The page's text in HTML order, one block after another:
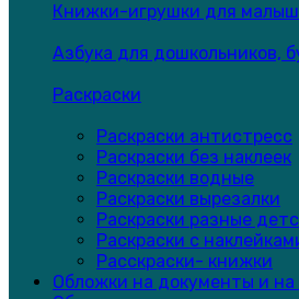
Книжки-игрушки для
Азбука для дошкольников,
Раскраски
Раскраски антистресс
Раскраски без наклеек
Раскраски водные
Раскраски вырезалки
Раскраски разные
Раскраски с
Расскраски- книжки
Обложки на документы и на